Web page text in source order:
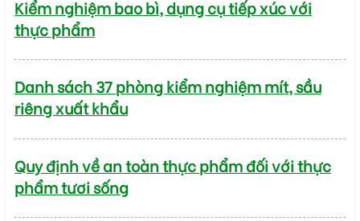
Kiểm nghiệm bao bì, dụng cụ tiếp xúc với
thực phẩm
Danh sách 37 phòng kiểm nghiệm mít, sầu
riêng xuất khẩu
Quy định về an toàn thực phẩm đối với thực
phẩm tươi sống